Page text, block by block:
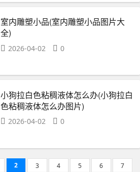
室内雕塑小品(室内雕塑小品图片大
全)
2026-04-02 0
小狗拉白色粘稠液体怎么办(小狗拉白
色粘稠液体怎么办图片)
2026-04-02 0
2 3 4 5 6
7